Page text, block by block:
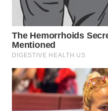
WN DELI
SERDANG
WN
TEBING
WN
PAKPAK